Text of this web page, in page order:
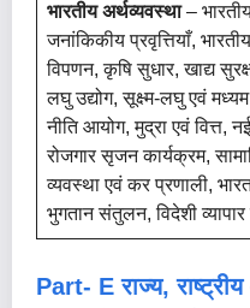
भारतीय अर्थव्यवस्था–
जनांकिकीय प्रवृत्तियाँ,
विपणन, कृषि सुधार, खाद्य
लघु उद्योग, सूक्ष्म-लघु एवं
नीति आयोग, मुद्रा एवं वित्त,
रोजगार सृजन कार्यक्रम,
व्यवस्था एवं कर प्रणाली, भारत
भुगतान संतुलन, विदेशी व्यापार
Part- E राज्य, राष्ट्रीय